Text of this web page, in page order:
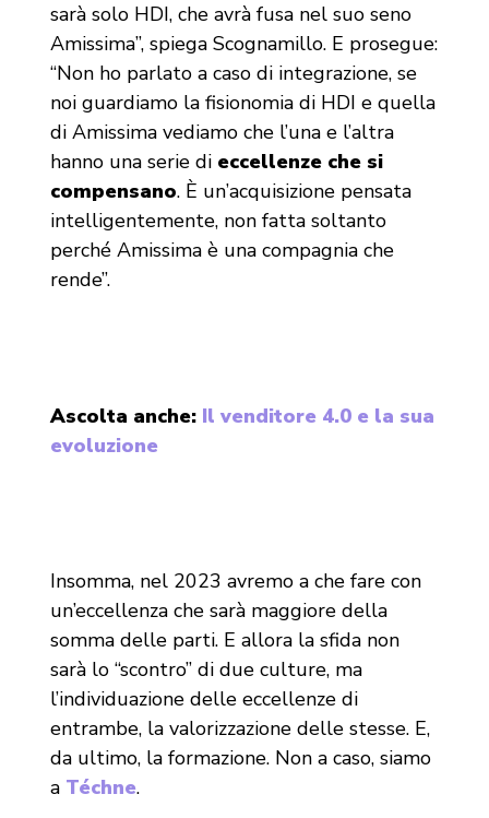
sarà solo HDI, che avrà fusa nel suo seno
Amissima”, spiega Scognamillo. E prosegue:
“Non ho parlato a caso di integrazione, se
noi guardiamo la fisionomia di HDI e quella
di Amissima vediamo che l’una e l’altra
hanno una serie di eccellenze che si
compensano. È un’acquisizione pensata
intelligentemente, non fatta soltanto
perché Amissima è una compagnia che
rende”.
Ascolta anche: Il venditore 4.0 e la sua
evoluzione
Insomma, nel 2023 avremo a che fare con
un’eccellenza che sarà maggiore della
somma delle parti. E allora la sfida non
sarà lo “scontro” di due culture, ma
l’individuazione delle eccellenze di
entrambe, la valorizzazione delle stesse. E,
da ultimo, la formazione. Non a caso, siamo
a Téchne.